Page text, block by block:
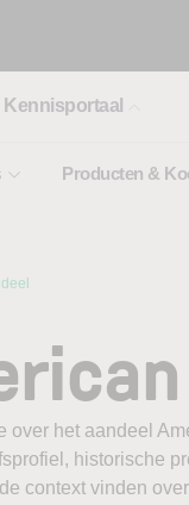
Kennisportaal
Producten &
over het aandeel
historische
context vinden